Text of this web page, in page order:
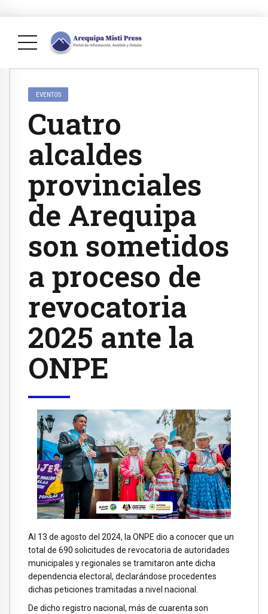
EVENTOS
Cuatro
alcaldes
provinciales
de Arequipa
son sometidos
a proceso de
revocatoria
2025 ante la
ONPE
Al 13 de agosto del 2024, la ONPE dio a conocer que un
total de 690 solicitudes de revocatoria de autoridades
municipales y regionales se tramitaron ante dicha
dependencia electoral, declarándose procedentes
dichas peticiones tramitadas a nivel nacional.
De dicho registro nacional, más de cuarenta son